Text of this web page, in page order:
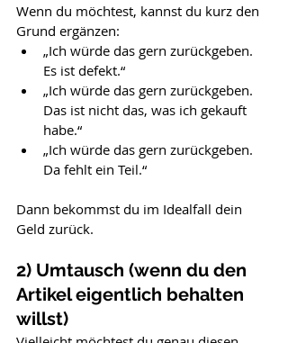
Wenn du möchtest, kannst du kurz den
Grund ergänzen:
„Ich würde das gern zurückgeben.
Es ist defekt.“
„Ich würde das gern zurückgeben.
Das ist nicht das, was ich gekauft
habe.“
„Ich würde das gern zurückgeben.
Da fehlt ein Teil.“
Dann bekommst du im Idealfall dein
Geld zurück.
2) Umtausch (wenn du den
Artikel eigentlich behalten
willst)